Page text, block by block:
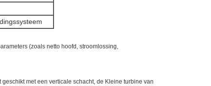
(zoals netto hoofd, stroomlossing,
met een verticale schacht, de Kleine turbine van